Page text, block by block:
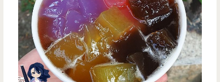
肉
鮮
生
韓